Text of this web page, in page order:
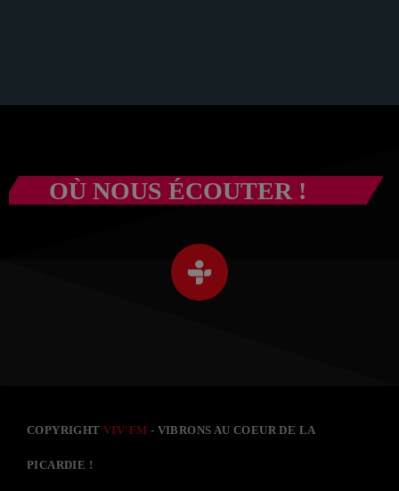
OÙ NOUS ÉCOUTER !
COPYRIGHTVIV'FM - VIBRONS AU COEUR DE LA
PICARDIE !